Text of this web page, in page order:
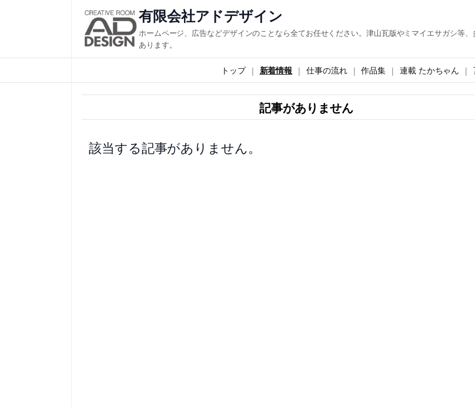
ス
キ
有限会社アドデザイン
ホームページ、広告などデザインのことなら全てお任せください。津山瓦版やミマイエサガシ等
あります。
トップ 新着情報 仕事の流れ 作品集 連載 たかちゃん
記事がありません
該当する記事がありません。